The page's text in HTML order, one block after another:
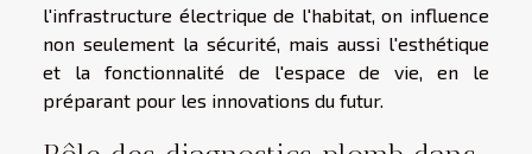
l'infrastructure électrique de l'habitat, on influence
non seulement la sécurité, mais aussi l'esthétique
et la fonctionnalité de l'espace de vie, en le
préparant pour les innovations du futur.